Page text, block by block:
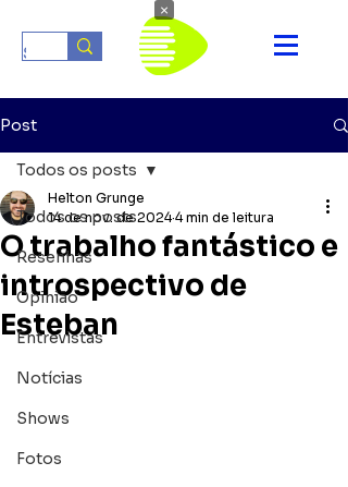
Post
Todos os posts
Resenhas
Opinião
Entrevistas
Notícias
Shows
Fotos
Todos os posts
O trabalho fantástico e
introspectivo de
Esteban
Helton Grunge
14 de nov. de 2024 4 min de leitura
×